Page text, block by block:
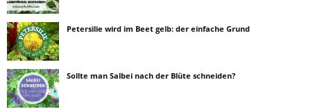
Petersilie wird im Beet gelb: der einfache Grund
Sollte man Salbei nach der Blüte schneiden?